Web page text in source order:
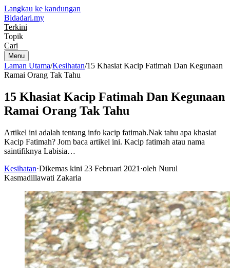
Langkau ke kandungan
Bidadari.my
Terkini
Topik
Cari
Menu
Laman Utama/Kesihatan/15 Khasiat Kacip Fatimah Dan Kegunaan
Ramai Orang Tak Tahu
15 Khasiat Kacip Fatimah Dan Kegunaan
Ramai Orang Tak Tahu
Artikel ini adalah tentang info kacip fatimah.Nak tahu apa khasiat
Kacip Fatimah? Jom baca artikel ini. Kacip fatimah atau nama
saintifiknya Labisia…
Kesihatan·Dikemas kini 23 Februari 2021 ·oleh Nurul
Kasmadillawati Zakaria